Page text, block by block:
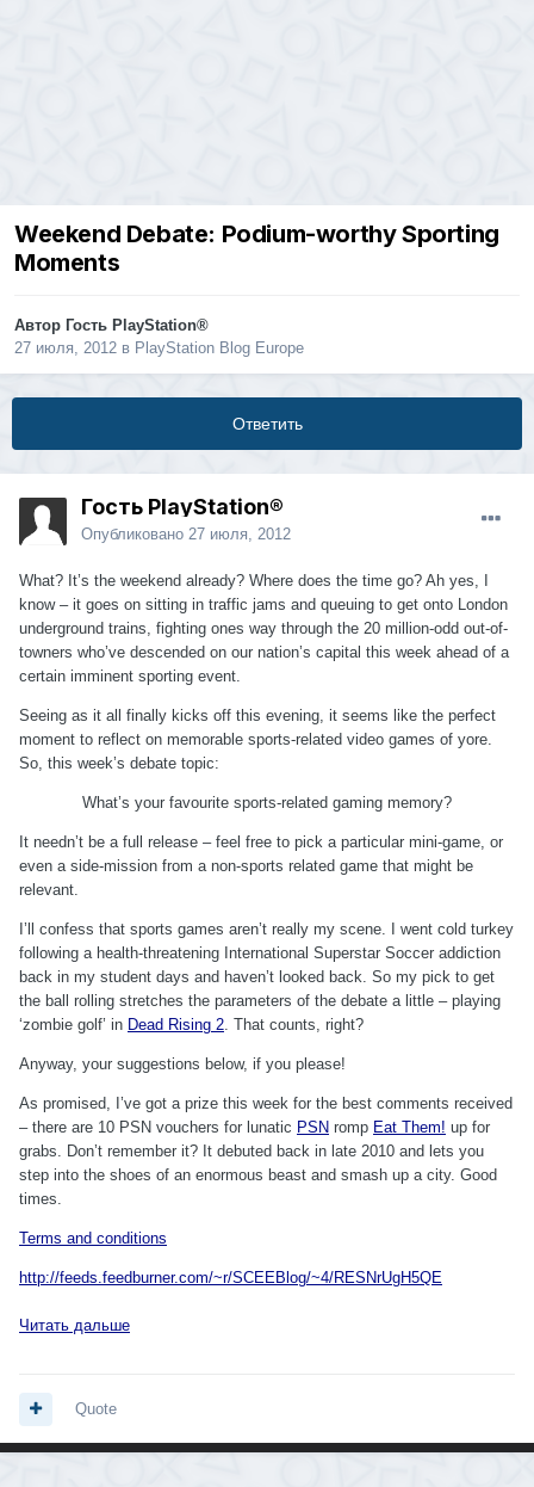
Weekend Debate: Podium-worthy Sporting
Moments
Автор Гость PlayStation®
27 июля, 2012 в PlayStation Blog Europe
Ответить
Гость PlayStation®
Опубликовано 27 июля, 2012
What? It’s the weekend already? Where does the time go? Ah yes, I
know – it goes on sitting in traffic jams and queuing to get onto London
underground trains, fighting ones way through the 20 million-odd out-of-
towners who’ve descended on our nation’s capital this week ahead of a
certain imminent sporting event.
Seeing as it all finally kicks off this evening, it seems like the perfect
moment to reflect on memorable sports-related video games of yore.
So, this week’s debate topic:
What’s your favourite sports-related gaming memory?
It needn’t be a full release – feel free to pick a particular mini-game, or
even a side-mission from a non-sports related game that might be
relevant.
I’ll confess that sports games aren’t really my scene. I went cold turkey
following a health-threatening International Superstar Soccer addiction
back in my student days and haven’t looked back. So my pick to get
the ball rolling stretches the parameters of the debate a little – playing
‘zombie golf’ in Dead Rising 2. That counts, right?
Anyway, your suggestions below, if you please!
As promised, I’ve got a prize this week for the best comments received
– there are 10 PSN vouchers for lunatic PSN romp Eat Them! up for
grabs. Don’t remember it? It debuted back in late 2010 and lets you
step into the shoes of an enormous beast and smash up a city. Good
times.
Terms and conditions
http://feeds.feedburner.com/~r/SCEEBlog/~4/RESNrUgH5QE
Читать дальше
Quote